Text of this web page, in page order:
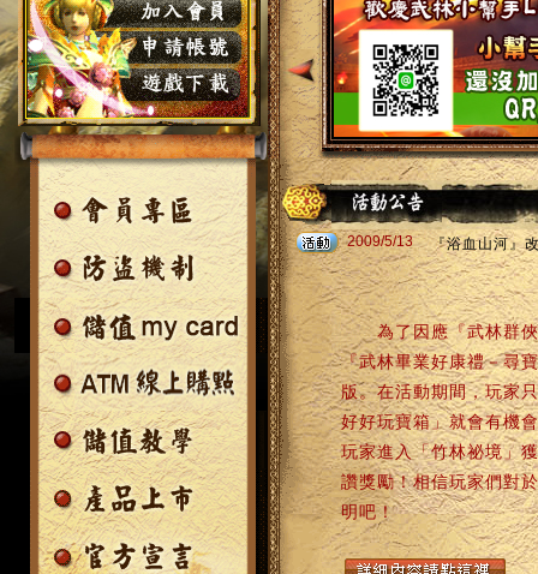
2009/5/13 『浴血山河』
為了因應『武林群俠
『武林畢業好康禮－尋
版。在活動期間，玩家
好好玩寶箱」就會有機
玩家進入「竹林祕境」
讚獎勵！相信玩家們對
明吧！